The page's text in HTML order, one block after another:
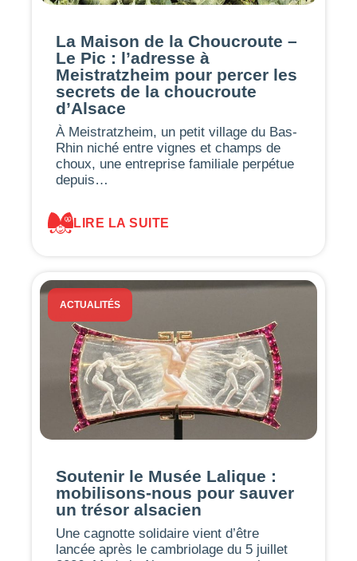
La Maison de la Choucroute –
Le Pic : l’adresse à
Meistratzheim pour percer les
secrets de la choucroute
d’Alsace
À Meistratzheim, un petit village du Bas-
Rhin niché entre vignes et champs de
choux, une entreprise familiale perpétue
depuis…
LIRE LA SUITE
ACTUALITÉS
Soutenir le Musée Lalique :
mobilisons-nous pour sauver
un trésor alsacien
Une cagnotte solidaire vient d’être
lancée après le cambriolage du 5 juillet